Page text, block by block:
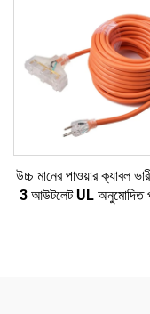
উচ্চ মানের পাওয়ার ক্যাবল
3 আউটলেট UL অনুমোদিত